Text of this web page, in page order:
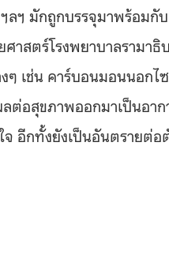
ลฯ มักถูกบรรจุมาพร้อมกับ
าสตร์โรงพยาบาลรามาธิ
ๆ เช่น คาร์บอนมอนนอกไ
ต่อสุขภาพออกมาเป็นอาก
จ อีกทั้งยังเป็นอันตรายต่อ